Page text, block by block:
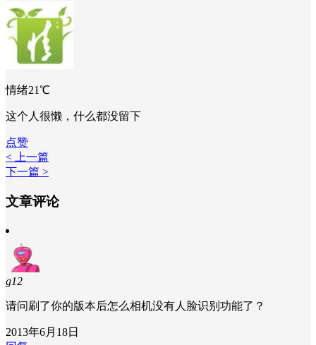
情绪21℃
这个人很懒，什么都没留下
点赞
< 上一篇
下一篇 >
文章评论
g12
请问刷了你的版本后怎么相机没有人脸识别功能了？
2013年6月18日